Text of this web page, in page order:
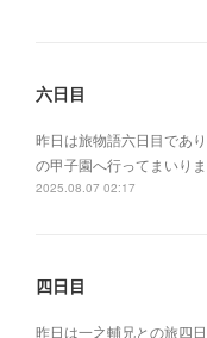
六日目
昨日は旅物語六日目であ
の甲子園へ行ってまいり
2025.08.07 02:17
四日目
昨日は一之輔兄との旅四